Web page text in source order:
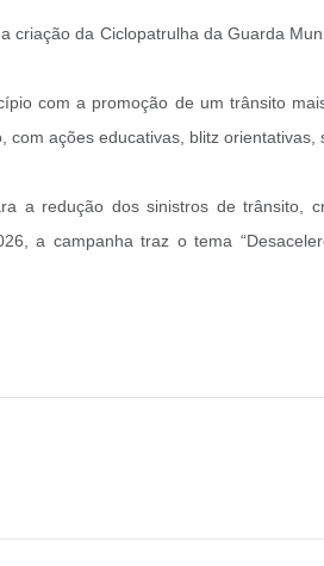
criação da Ciclopatrulha da Guarda
com a promoção de um trânsito
ações educativas, blitz
a redução dos sinistros de
a campanha traz o tema